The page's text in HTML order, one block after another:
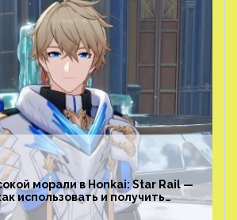
морали в Honkai: Star Rail —
использовать и получить